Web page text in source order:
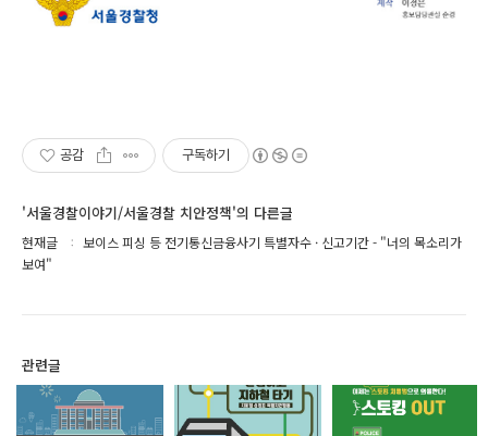
공감 구독하기
'서울경찰이야기/서울경찰 치안정책'의 다른글
현재글
보이스 피싱 등 전기통신금융사기 특별자수 · 신고기간 - "너의 목소리가
보여"
관련글